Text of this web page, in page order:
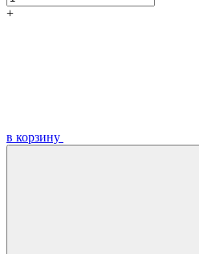
+
в корзину